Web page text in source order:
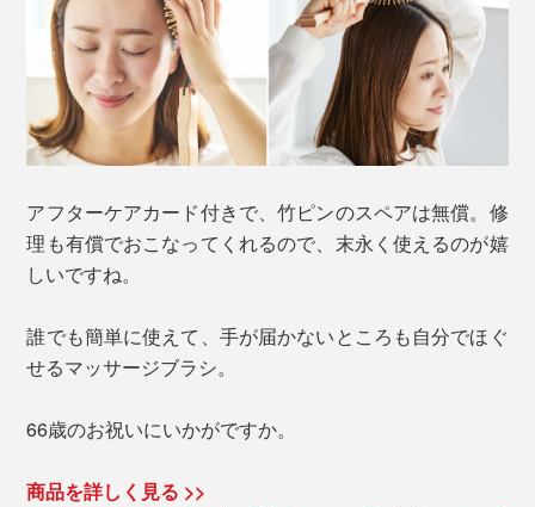
アフターケアカード付きで、竹ピンのスペアは無償。修
理も有償でおこなってくれるので、末永く使えるのが嬉
しいですね。
誰でも簡単に使えて、手が届かないところも自分でほぐ
せるマッサージブラシ。
66歳のお祝いにいかがですか。
商品を詳しく見る >>